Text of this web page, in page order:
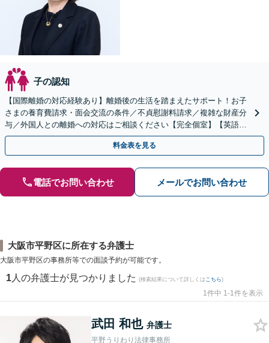
子の認知
【国際離婚の対応経験あり】離婚後の生活を踏まえたサポート！お子
さまの養育費請求・面会交流の条件／不貞慰謝料請求／複雑な財産分
与／外国人との離婚への対応はご相談ください【完全個室】【英語対
応可】【大阪天満宮駅5分】
料金表を見る
電話でお問い合わせ メールでお問い合わせ
大阪市平野区に所在する弁護士
大阪市平野区の事務所等での面談予約が可能です。
1 人の弁護士が見つかりました (検索結果について詳しくは こちら)
1件中 1-1件を表示
武田 和也 弁護士
平野うりわり法律事務所